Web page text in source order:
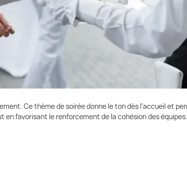
Ce thème de soirée donne le ton dès l’accueil et
favorisant le renforcement de la cohésion des équipes.